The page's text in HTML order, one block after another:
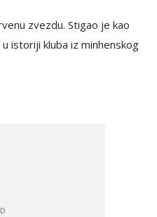
zvezdu. Stigao je kao
u istoriji kluba iz minhenskog